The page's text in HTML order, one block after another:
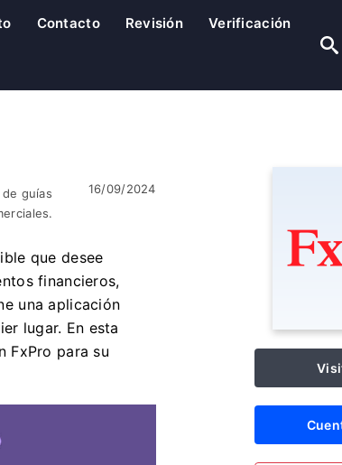
Contacto Revisión Verificación
guías
16/09/2024
que desee
financieros,
una aplicación
lugar. En esta
FxPro para su